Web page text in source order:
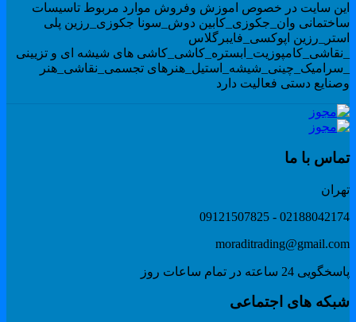
سایت در خصوص اموزش وفروش موارد مربوط تاسیسات
وان_جکوزی_کابین دوش_سونا جکوزی_رزین پلی
اپوکسی_فایبرگلاس
های شیشه ای و تزیینی
تجسمی_نقاشی_هنر
دستی فعالیت دارد
با ما
02188042174 -
24 ساعته در تمام ساعات روز
های اجتماعی